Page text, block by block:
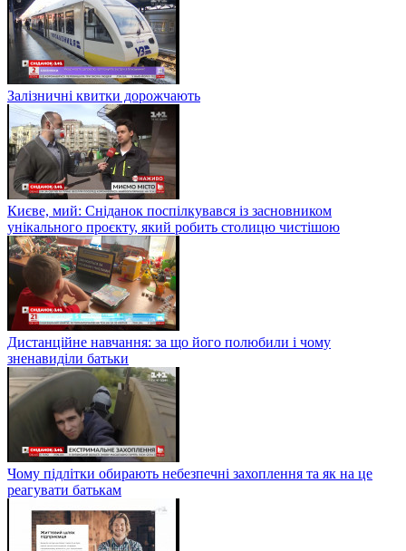
Залізничні квитки дорожчають
Києве, мий: Сніданок поспілкувався із засновником
унікального проєкту, який робить столицю чистішою
Дистанційне навчання: за що його полюбили і чому
зненавиділи батьки
Чому підлітки обирають небезпечні захоплення та як на це
реагувати батькам